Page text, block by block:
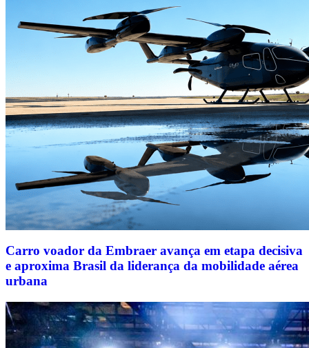
Carro voador da Embraer avança em etapa decisiva
e aproxima Brasil da liderança da mobilidade aérea
urbana